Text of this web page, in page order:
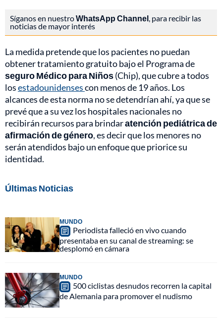
Síganos en nuestroWhatsApp Channel, para recibir las
noticias de mayor interés
La medida pretende que los pacientes no puedan
obtener tratamiento gratuito bajo el Programa de
seguro Médico para Niños(Chip), que cubre a todos
losestadounidensescon menos de 19 años. Los
alcances de esta norma no se detendrían ahí, ya que se
prevé que a su vez los hospitales nacionales no
recibirán recursos para brindaratención pediátrica de
afirmación de género, es decir que los menores no
serán atendidos bajo un enfoque que priorice su
identidad.
Últimas Noticias
MUNDO
Periodista falleció en vivo cuando
presentaba en su canal de streaming: se
desplomó en cámara
MUNDO
500 ciclistas desnudos recorren la capital
de Alemania para promover el nudismo